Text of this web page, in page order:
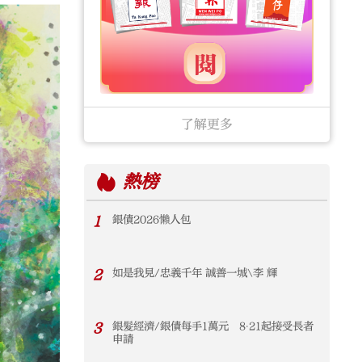
了解更多
熱榜
1 銀債2026懶人包
2 如是我見/忠義千年 誠善一城\李 輝
3
銀髮經濟/銀債每手1萬元 8‧21起接受長者
申請